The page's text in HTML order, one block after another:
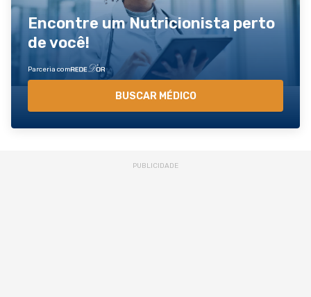
Encontre um Nutricionista perto
de você!
Parceria com
BUSCAR MÉDICO